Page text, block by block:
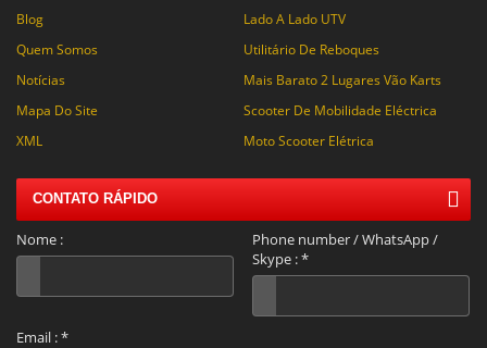
Blog
Quem Somos
Notícias
Mapa Do Site
XML
Lado A Lado UTV
Utilitário De Reboques
Mais Barato 2 Lugares Vão Karts
Scooter De Mobilidade Eléctrica
Moto Scooter Elétrica
CONTATO RÁPIDO
Nome :
Phone number / WhatsApp /
Skype :*
Email :*